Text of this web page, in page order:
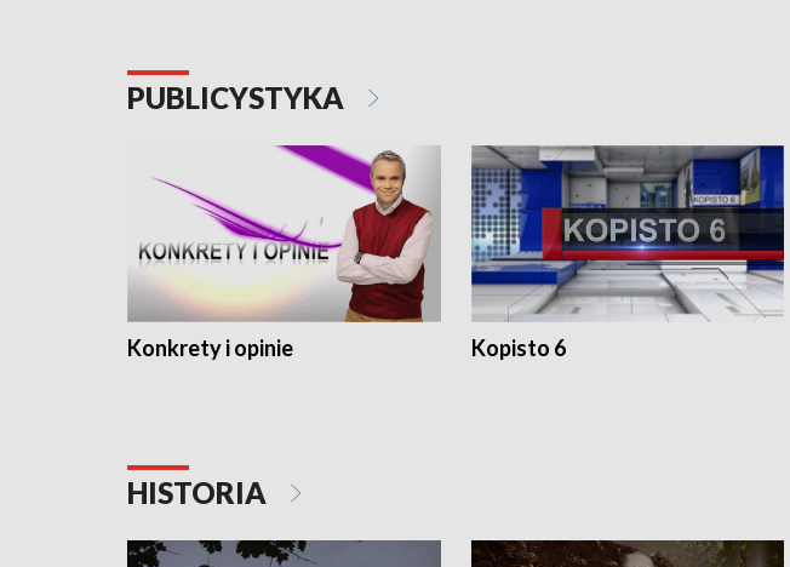
PUBLICYSTYKA
Konkrety i opinie Kopisto 6
HISTORIA